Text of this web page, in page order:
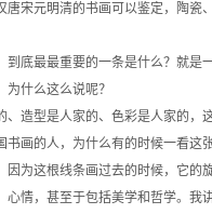
宋元明清的书画可以鉴定，陶瓷
底最最重要的一条是什么？就是
什么这么说呢？
造型是人家的、色彩是人家的，
画的人，为什么有的时候一看这
为这根线条画过去的时候，它的
情，甚至于包括美学和哲学。我